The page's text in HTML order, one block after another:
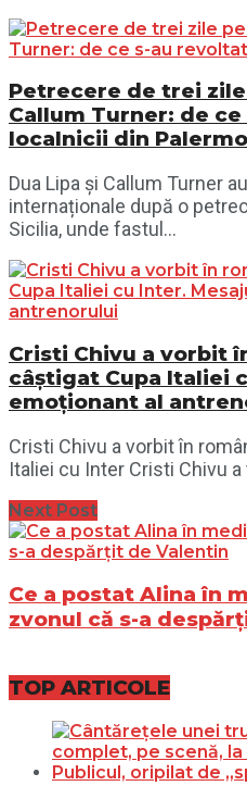
Petrecere de trei
Callum Turner: de
localnicii din Palermo
Dua Lipa și Callum Turner
internaționale după o
Sicilia, unde fastul...
Cristi Chivu a vorbit
câștigat Cupa Italiei
emoționant al
Cristi Chivu a vorbit în
Italiei cu Inter Cristi Chivu a
Next Post
Ce a postat Alina în
zvonul că s-a
TOP ARTICOLE